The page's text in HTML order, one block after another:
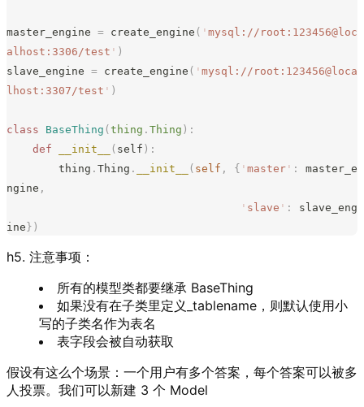
master_engine = create_engine ( ' mysql://root:123456@loc
alhost:3306/test ' )
slave_engine = create_engine ( ' mysql://root:123456@loca
lhost:3307/test ' )
class BaseThing ( thing . Thing ):
    def
__init__ ( self ):
        thing
. Thing . __init__ ( self , { ' master ' :
master_e
ngine ,
                                    '
slave ' :
slave_eng
ine })
h5. 注意事项：
所有的模型类都要继承 BaseThing
如果没有在子类里定义_tablename，则默认使用小
写的子类名作为表名
表字段会被自动获取
假设有这么个场景：一个用户有多个答案，每个答案可以被多
人投票。我们可以新建 3 个 Model